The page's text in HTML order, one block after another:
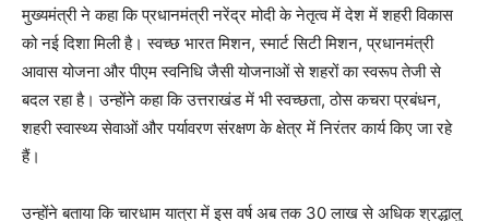
मुख्यमंत्री ने कहा कि प्रधानमंत्री नरेंद्र मोदी के नेतृत्व में देश में शहरी विकास
को नई दिशा मिली है। स्वच्छ भारत मिशन, स्मार्ट सिटी मिशन, प्रधानमंत्री
आवास योजना और पीएम स्वनिधि जैसी योजनाओं से शहरों का स्वरूप तेजी से
बदल रहा है। उन्होंने कहा कि उत्तराखंड में भी स्वच्छता, ठोस कचरा प्रबंधन,
शहरी स्वास्थ्य सेवाओं और पर्यावरण संरक्षण के क्षेत्र में निरंतर कार्य किए जा रहे
हैं।
उन्होंने बताया कि चारधाम यात्रा में इस वर्ष अब तक 30 लाख से अधिक श्रद्धालु